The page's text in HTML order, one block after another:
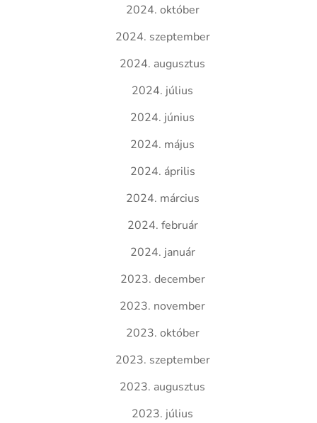
2024. október
2024. szeptember
2024. augusztus
2024. július
2024. június
2024. május
2024. április
2024. március
2024. február
2024. január
2023. december
2023. november
2023. október
2023. szeptember
2023. augusztus
2023. július